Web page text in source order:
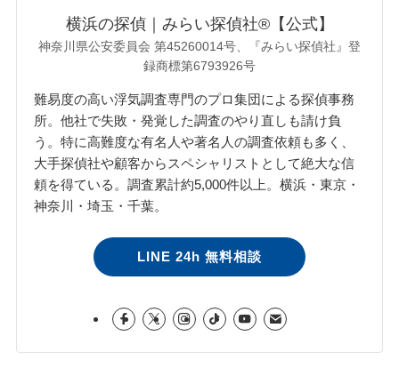
横浜の探偵｜みらい探偵社®︎【公式】
神奈川県公安委員会 第45260014号、『みらい探偵社』登
録商標第6793926号
難易度の高い浮気調査専門のプロ集団による探偵事務
所。他社で失敗・発覚した調査のやり直しも請け負
う。特に高難度な有名人や著名人の調査依頼も多く、
大手探偵社や顧客からスペシャリストとして絶大な信
頼を得ている。調査累計約5,000件以上。横浜・東京・
神奈川・埼玉・千葉。
LINE 24h 無料相談